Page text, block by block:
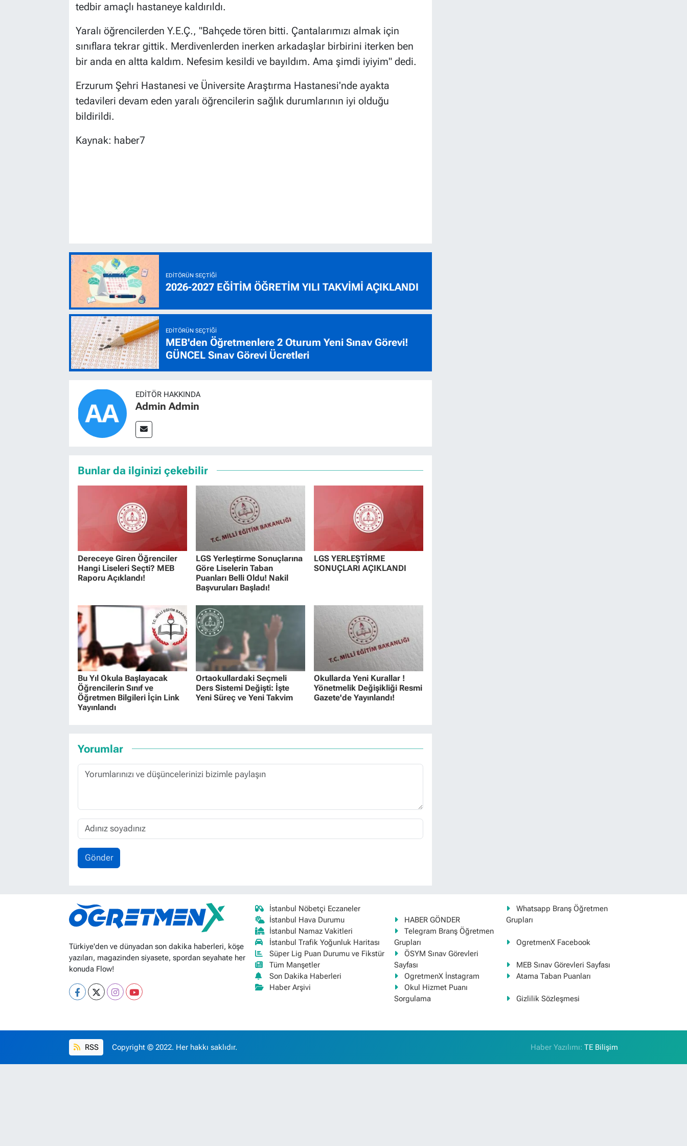
tedbir amaçlı hastaneye kaldırıldı.
Yaralı öğrencilerden Y.E.Ç., "Bahçede tören bitti. Çantalarımızı almak için
sınıflara tekrar gittik. Merdivenlerden inerken arkadaşlar birbirini iterken ben
bir anda en altta kaldım. Nefesim kesildi ve bayıldım. Ama şimdi iyiyim" dedi.
Erzurum Şehri Hastanesi ve Üniversite Araştırma Hastanesi'nde ayakta
tedavileri devam eden yaralı öğrencilerin sağlık durumlarının iyi olduğu
bildirildi.
Kaynak: haber7
EDITÖRÜN SEÇTIĞI
2026-2027 EĞİTİM ÖĞRETİM YILI TAKVİMİ AÇIKLANDI
EDITÖRÜN SEÇTIĞI
MEB'den Öğretmenlere 2 Oturum Yeni Sınav Görevi!
GÜNCEL Sınav Görevi Ücretleri
EDITÖR HAKKINDA
Admin Admin
Bunlar da ilginizi çekebilir
Dereceye Giren Öğrenciler
Hangi Liseleri Seçti? MEB
Raporu Açıklandı!
LGS Yerleştirme Sonuçlarına
Göre Liselerin Taban
Puanları Belli Oldu! Nakil
Başvuruları Başladı!
LGS YERLEŞTİRME
SONUÇLARI AÇIKLANDI
Bu Yıl Okula Başlayacak
Öğrencilerin Sınıf ve
Öğretmen Bilgileri İçin Link
Yayınlandı
Ortaokullardaki Seçmeli
Ders Sistemi Değişti: İşte
Yeni Süreç ve Yeni Takvim
Okullarda Yeni Kurallar !
Yönetmelik Değişikliği Resmi
Gazete'de Yayınlandı!
Yorumlar
Gönder
Türkiye'den ve dünyadan son dakika haberleri, köşe
yazıları, magazinden siyasete, spordan seyahate her
konuda Flow!
İstanbul Nöbetçi Eczaneler
İstanbul Hava Durumu
İstanbul Namaz Vakitleri
İstanbul Trafik Yoğunluk Haritası
Süper Lig Puan Durumu ve Fikstür
Tüm Manşetler
Son Dakika Haberleri
Haber Arşivi
HABER GÖNDER
Whatsapp Branş Öğretmen
Grupları
Telegram Branş Öğretmen
Grupları
OgretmenX Facebook
ÖSYM Sınav Görevleri
Sayfası
MEB Sınav Görevleri Sayfası
OgretmenX İnstagram
Atama Taban Puanları
Okul Hizmet Puanı
Sorgulama
Gizlilik Sözleşmesi
RSS Copyright © 2022. Her hakkı saklıdır. Haber Yazılımı:TE Bilişim